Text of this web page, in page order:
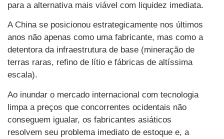
para a alternativa mais viável com liquidez imediata.
A China se posicionou estrategicamente nos últimos
anos não apenas como uma fabricante, mas como a
detentora da infraestrutura de base (mineração de
terras raras, refino de lítio e fábricas de altíssima
escala).
Ao inundar o mercado internacional com tecnologia
limpa a preços que concorrentes ocidentais não
conseguem igualar, os fabricantes asiáticos
resolvem seu problema imediato de estoque e, a